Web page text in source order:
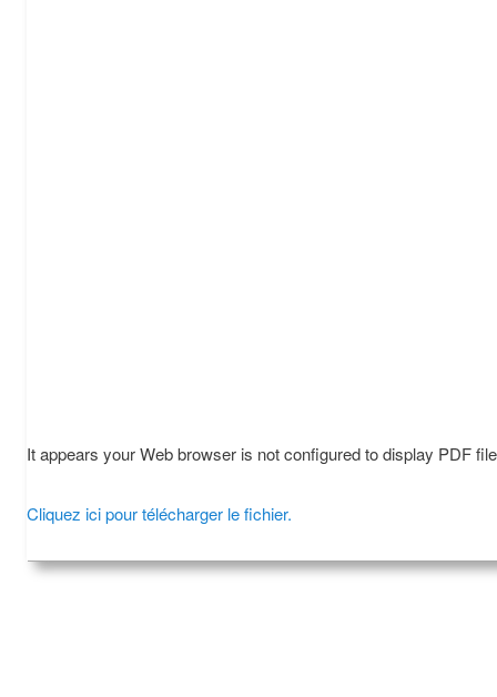
It appears your Web browser is not configured to display PDF
Cliquez ici pour télécharger le fichier.